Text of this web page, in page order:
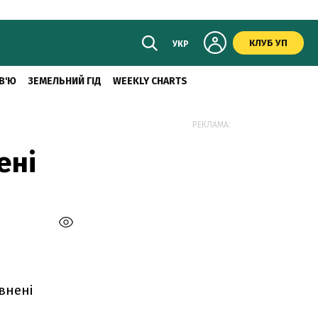
УКР КЛУБ УП
ЗЕМЕЛЬНИЙ ГІД WEEKLY CHARTS
РЕКЛАМА: